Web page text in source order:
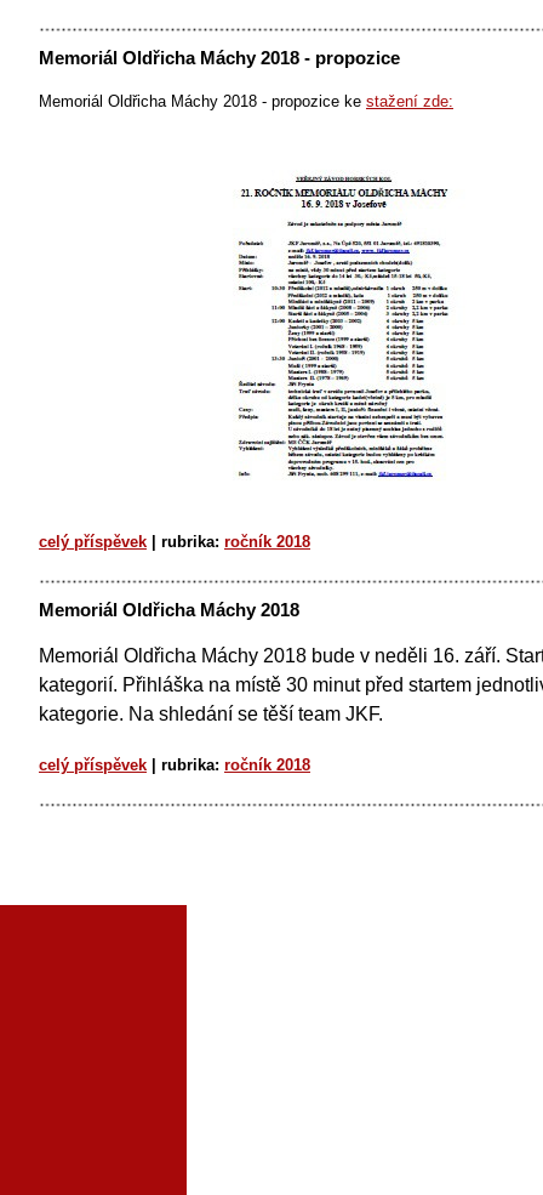
Memoriál Oldřicha Máchy 2018 - propozice
Memoriál Oldřicha Máchy 2018 - propozice ke stažení zde:
celý příspěvek rubrika: ročník 2018
Memoriál Oldřicha Máchy 2018
Memoriál Oldřicha Máchy 2018 bude v neděli 16. září.
kategorií. Přihláška na místě 30 minut před startem
kategorie. Na shledání se těší team JKF.
celý příspěvek rubrika: ročník 2018